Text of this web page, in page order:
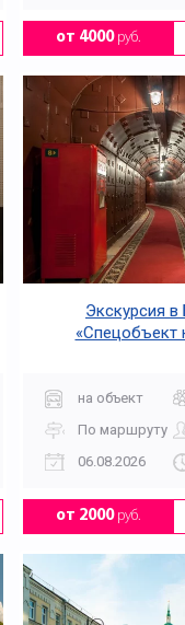
от 4000руб.
Экскурсия в
«Спецобъект
на объект
По маршруту
06.08.2026
от 2000руб.